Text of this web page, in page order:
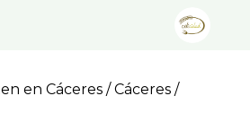
en Cáceres /Cáceres /